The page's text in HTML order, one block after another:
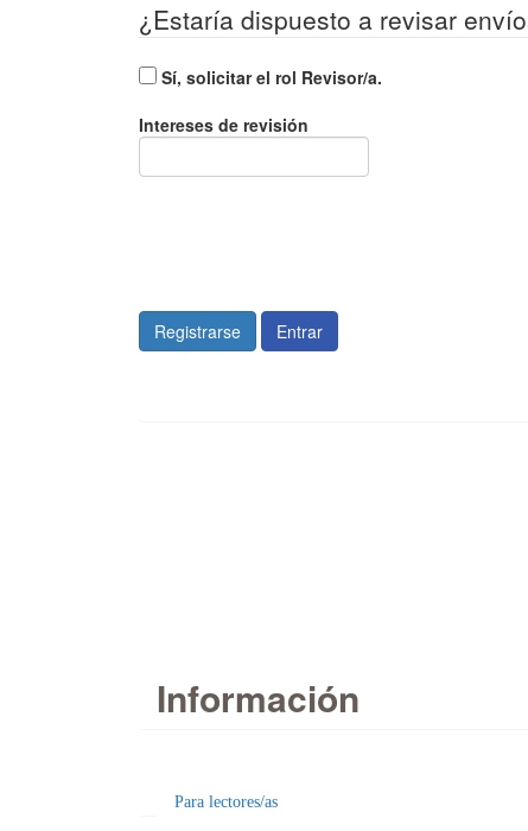
¿Estaría dispuesto a revisar
Sí, solicitar el rol Revisor/a.
Intereses de revisión
Registrarse Entrar
Información
Para lectores/as